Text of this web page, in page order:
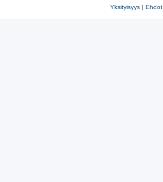
Yksityisyys | Ehdot